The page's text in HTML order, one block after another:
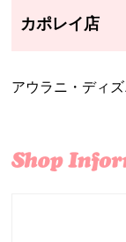
カポレイ店
アウラニ・ディ